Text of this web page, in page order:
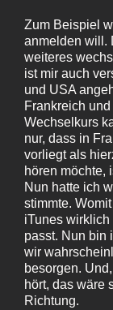
Zum Beispiel
anmelden will.
weiteres
ist mir auch
und USA
Frankreich
Wechselkurs
nur, dass in
vorliegt als
hören möchte,
Nun hatte ich
stimmte.
iTunes wirklich
passt. Nun bin
wir
besorgen.
hört, das wäre
Richtung.